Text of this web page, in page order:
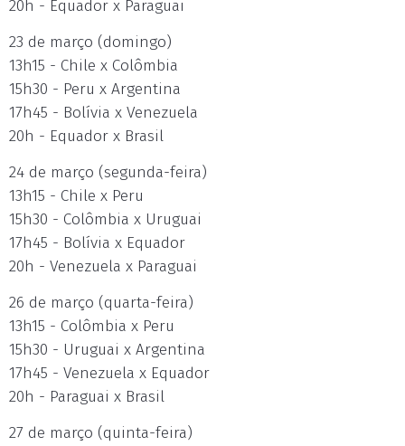
20h - Equador x Paraguai
23 de março (domingo)
13h15 - Chile x Colômbia
15h30 - Peru x Argentina
17h45 - Bolívia x Venezuela
20h - Equador x Brasil
24 de março (segunda-feira)
13h15 - Chile x Peru
15h30 - Colômbia x Uruguai
17h45 - Bolívia x Equador
20h - Venezuela x Paraguai
26 de março (quarta-feira)
13h15 - Colômbia x Peru
15h30 - Uruguai x Argentina
17h45 - Venezuela x Equador
20h - Paraguai x Brasil
27 de março (quinta-feira)